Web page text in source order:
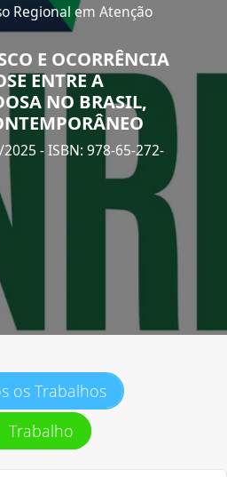
Regional em Atenção
E OCORRÊNCIA
ENTRE A
NO BRASIL,
- ISBN: 978-65-272-
os Trabalhos
Trabalho